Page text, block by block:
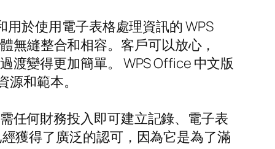
用於使用電子表格處理資訊的 WPS
無縫整合和相容。客戶可以放心，
渡變得更加簡單。 WPS Office 中文版
和範本。
任何財務投入即可建立記錄、電子表
獲得了廣泛的認可，因為它是為了滿